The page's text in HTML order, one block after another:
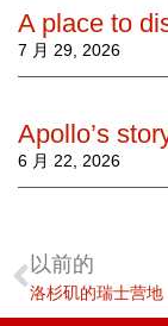
A place to
7 月 29, 2026
Apollo’s
6 月 22, 2026
以前的
洛杉矶的瑞士营地